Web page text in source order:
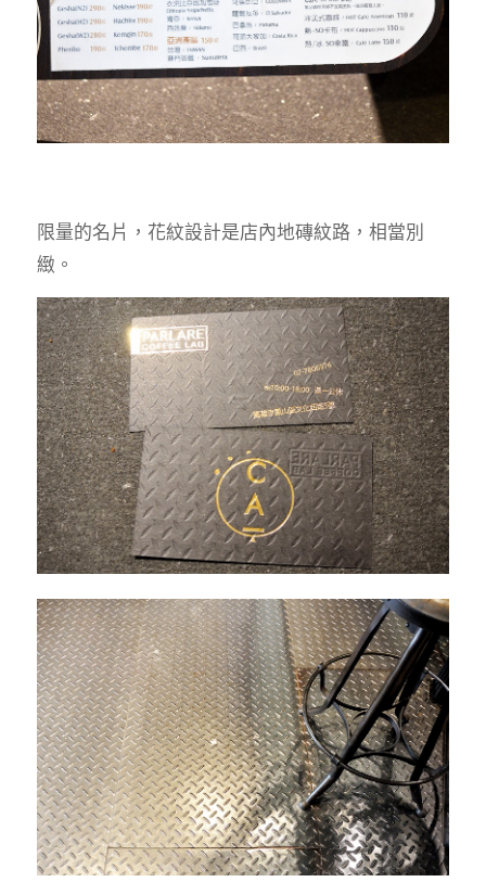
限量的名片，花紋設計是店內地磚紋路，相當別
緻。